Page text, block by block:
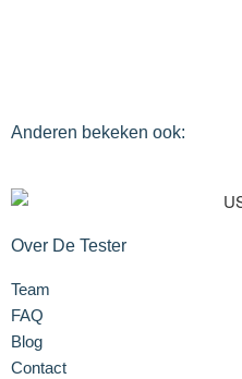
Anderen bekeken ook:
Over De Tester
Team
FAQ
Blog
Contact